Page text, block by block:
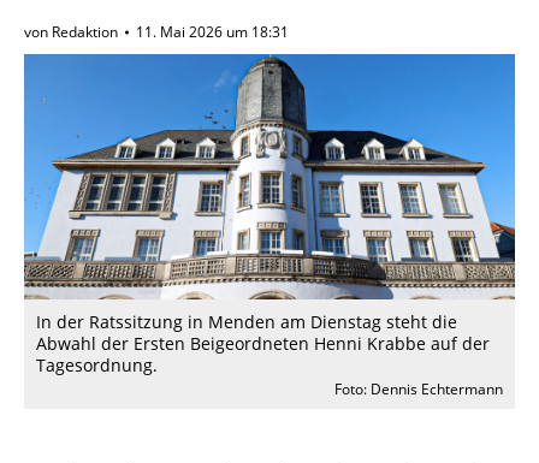
von Redaktion 11. Mai 2026 um 18:31
In der Ratssitzung in Menden am Dienstag steht die
Abwahl der Ersten Beigeordneten Henni Krabbe auf der
Tagesordnung.
Foto: Dennis Echtermann